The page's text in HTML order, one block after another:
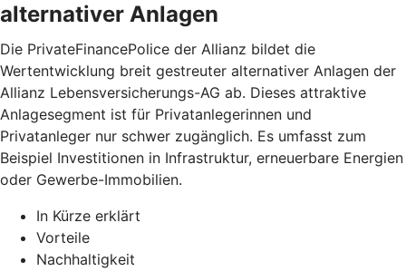
alternativer Anlagen
Die PrivateFinancePolice der Allianz bildet die
Wertentwicklung breit gestreuter alternativer Anlagen der
Allianz Lebensversicherungs-AG ab. Dieses attraktive
Anlagesegment ist für Privatanlegerinnen und
Privatanleger nur schwer zugänglich. Es umfasst zum
Beispiel Investitionen in Infrastruktur, erneuerbare Energien
oder Gewerbe-Immobilien.
In Kürze erklärt
Vorteile
Nachhaltigkeit